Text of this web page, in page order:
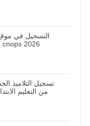
التسجيل في
cnops 2026
تسجيل التلاميذ
من التعليم الابتدائي